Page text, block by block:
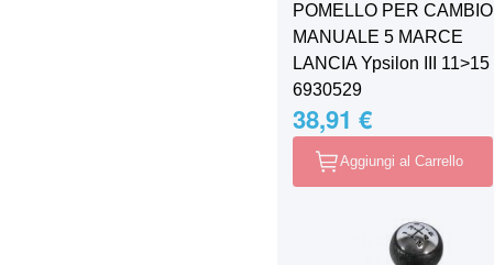
POMELLO PER CAMBIO
MANUALE 5 MARCE
LANCIA Ypsilon III 11>15
6930529
38,91 €
Aggiungi al Carrello